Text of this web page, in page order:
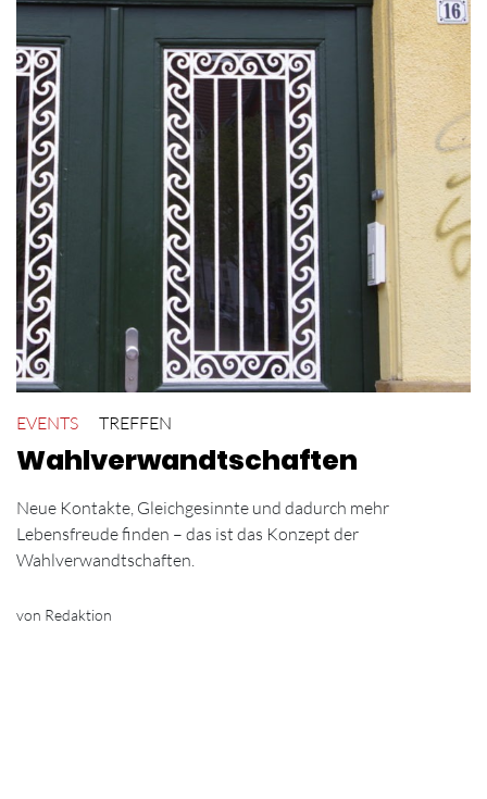
EVENTS TREFFEN
Wahlverwandtschaften
Neue Kontakte, Gleichgesinnte und dadurch mehr
Lebensfreude finden – das ist das Konzept der
Wahlverwandtschaften.
von Redaktion